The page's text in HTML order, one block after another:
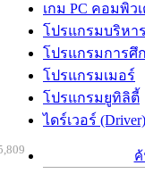
เกม PC คอมพิว
โปรแกรมบริหา
โปรแกรมการศึ
โปรแกรมเมอร์
โปรแกรมยูทิลิตี้
ไดร์เวอร์ (Driver)